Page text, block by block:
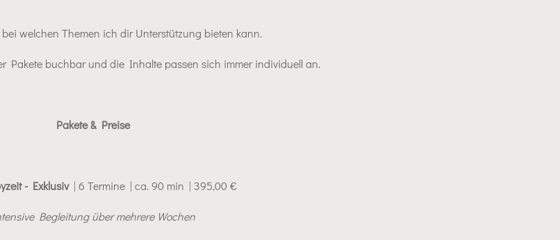
welchen Themen ich dir Unterstützung bieten kann.
Pakete buchbar und dieInhalte passen sich immer individuell an.
Pakete & Preise
- Exklusiv| 6 Termine | ca. 90 min | 395,00 €
Begleitung über mehrere Wochen